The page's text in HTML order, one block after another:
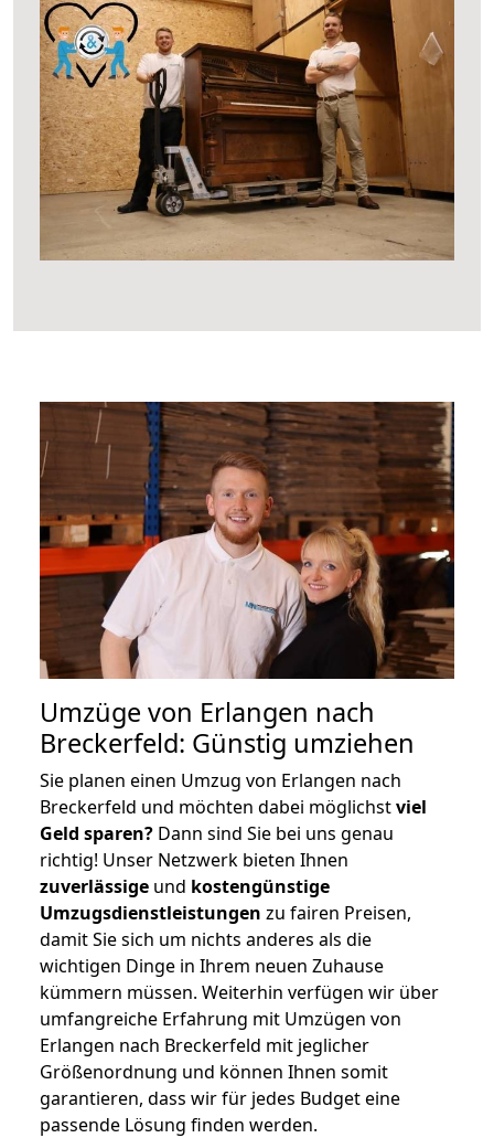
Umzüge von Erlangen nach
Breckerfeld: Günstig umziehen
Sie planen einen Umzug von Erlangen nach
Breckerfeld und möchten dabei möglichstviel
Geld sparen? Dann sind Sie bei uns genau
richtig! Unser Netzwerk bieten Ihnen
zuverlässige und kostengünstige
Umzugsdienstleistungen zu fairen Preisen,
damit Sie sich um nichts anderes als die
wichtigen Dinge in Ihrem neuen Zuhause
kümmern müssen. Weiterhin verfügen wir über
umfangreiche Erfahrung mit Umzügen von
Erlangen nach Breckerfeld mit jeglicher
Größenordnung und können Ihnen somit
garantieren, dass wir für jedes Budget eine
passende Lösung finden werden.